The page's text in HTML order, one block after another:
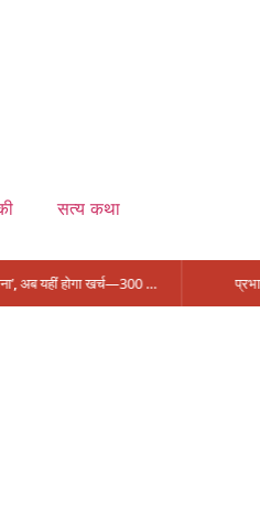
सत्य कथा
सिंगरौली को मिला 950 करोड़ का ‘खजाना’, अब यहीं होगा खर्च—300 करोड़ की बायपास सड़क को हरी झंडी!